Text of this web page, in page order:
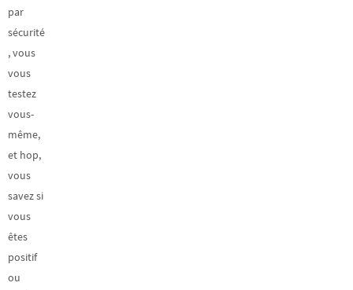
par
sécurité
, vous
vous
testez
vous-
même,
et hop,
vous
savez si
vous
êtes
positif
ou